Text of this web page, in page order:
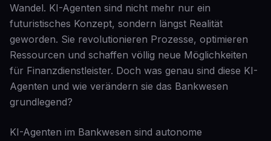
Wandel. KI-Agenten sind nicht mehr nur ein
futuristisches Konzept, sondern längst Realität
geworden. Sie revolutionieren Prozesse, optimieren
Ressourcen und schaffen völlig neue Möglichkeiten
für Finanzdienstleister. Doch was genau sind diese KI-
Agenten und wie verändern sie das Bankwesen
grundlegend?
KI-Agenten im Bankwesen sind autonome